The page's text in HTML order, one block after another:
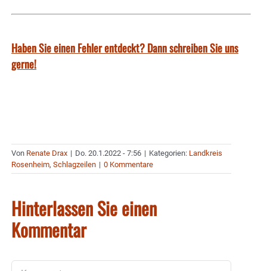
Haben Sie einen Fehler entdeckt? Dann schreiben Sie uns
gerne!
Von Renate Drax | Do. 20.1.2022 - 7:56 | Kategorien: Landkreis
Rosenheim, Schlagzeilen | 0 Kommentare
Hinterlassen Sie einen
Kommentar